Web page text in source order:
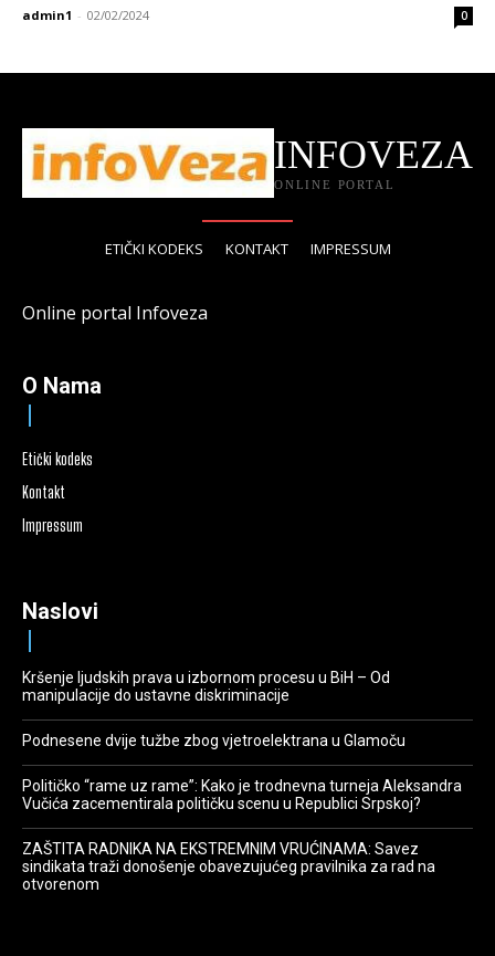
admin1 - 02/02/2024 0
INFOVEZA
ONLINE PORTAL
ETIČKI KODEKS KONTAKT IMPRESSUM
Online portal Infoveza
O Nama
Etički kodeks
Kontakt
Impressum
Naslovi
Kršenje ljudskih prava u izbornom procesu u BiH – Od
manipulacije do ustavne diskriminacije
Podnesene dvije tužbe zbog vjetroelektrana u Glamoču
Političko “rame uz rame”: Kako je trodnevna turneja Aleksandra
Vučića zacementirala političku scenu u Republici Srpskoj?
ZAŠTITA RADNIKA NA EKSTREMNIM VRUĆINAMA: Savez
sindikata traži donošenje obavezujućeg pravilnika za rad na
otvorenom